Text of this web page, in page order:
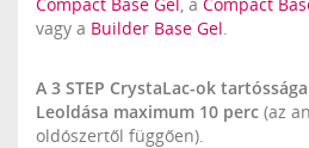
vagy a Builder Base Gel.
A 3 STEP CrystaLac-ok
Leoldása maximum 10 perc (az
oldószertől függően).